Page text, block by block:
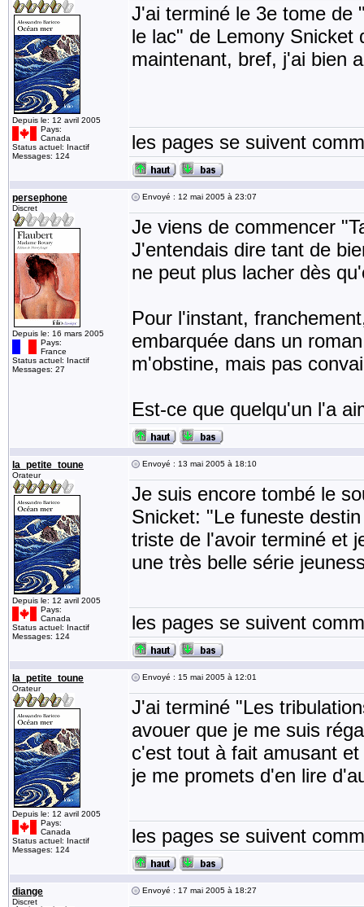
Depuis le: 12 avril 2005
Pays:
Canada
Status actuel: Inactif
Messages: 124
J'ai terminé le 3e tome de
le lac" de Lemony Snicket
maintenant, bref, j'ai bien
les pages se suivent
persephone
Discret
Depuis le: 16 mars 2005
Pays:
France
Status actuel: Inactif
Messages: 27
Envoyé : 12 mai 2005 à 23:07
Je viens de commencer
J'entendais dire tant de
ne peut plus lacher dès
Pour l'instant,
embarquée dans un
m'obstine, mais pas
Est-ce que quelqu'un l'a
la_petite_toune
Orateur
Depuis le: 12 avril 2005
Pays:
Canada
Status actuel: Inactif
Messages: 124
Envoyé : 13 mai 2005 à 18:10
Je suis encore tombé le
Snicket: "Le funeste
triste de l'avoir terminé et
une très belle série
les pages se suivent
la_petite_toune
Orateur
Depuis le: 12 avril 2005
Pays:
Canada
Status actuel: Inactif
Messages: 124
Envoyé : 15 mai 2005 à 12:01
J'ai terminé "Les
avouer que je me suis
c'est tout à fait amusant
je me promets d'en lire
les pages se suivent
diange
Discret
Envoyé : 17 mai 2005 à 18:27